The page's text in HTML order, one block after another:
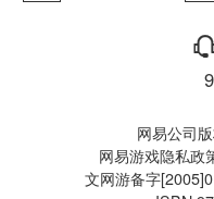
网易公司
网易游戏隐私政
文网游备字